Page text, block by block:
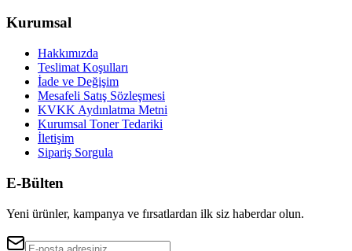
Kurumsal
Hakkımızda
Teslimat Koşulları
İade ve Değişim
Mesafeli Satış Sözleşmesi
KVKK Aydınlatma Metni
Kurumsal Toner Tedariki
İletişim
Sipariş Sorgula
E-Bülten
Yeni ürünler, kampanya ve fırsatlardan ilk siz haberdar olun.